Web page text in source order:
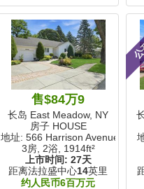
售$84万9
长岛 East Meadow, NY
房子 HOUSE
地址: 566 Harrison Avenue
3房, 2浴, 1914ft²
上市时间: 27天
距离法拉盛中心14英里
约人民币6百万元